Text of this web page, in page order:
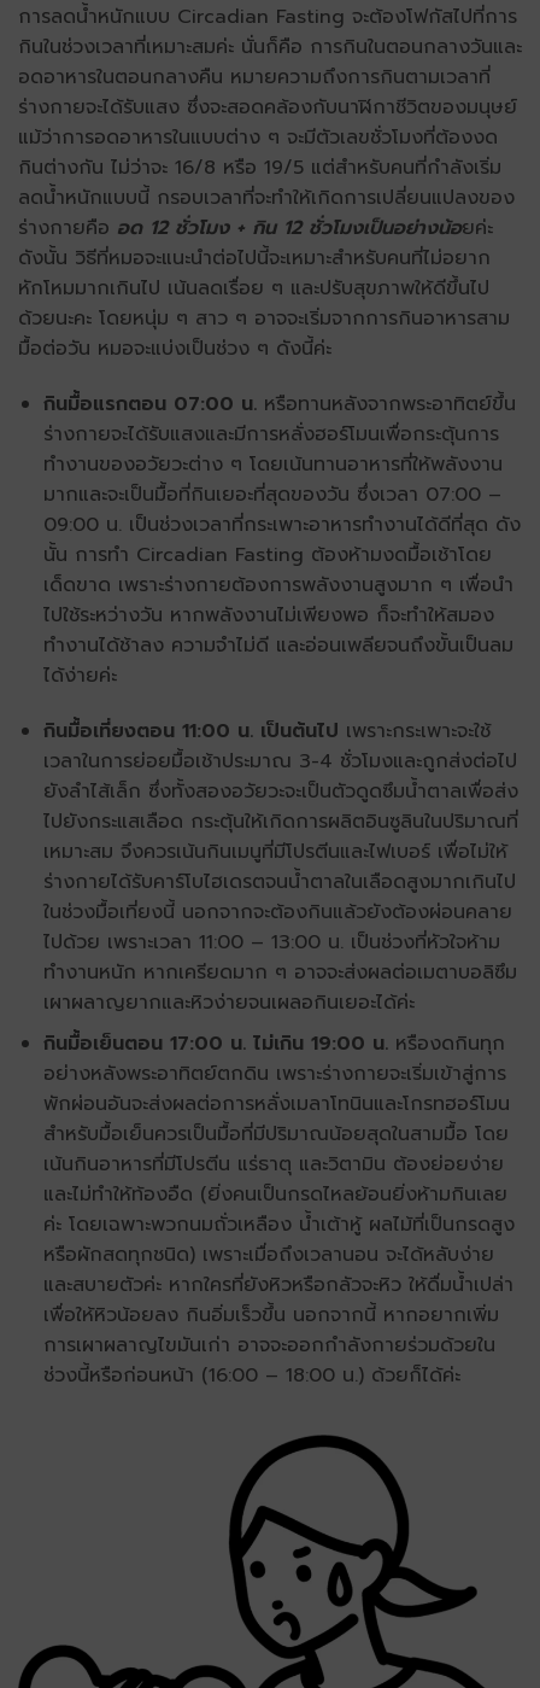
การลดน้ำหนักแบบ Circadian Fasting จะต้องโฟกัสไปที่การ
กินในช่วงเวลาที่เหมาะสมค่ะ นั่นก็คือ การกินในตอนกลางวันและ
อดอาหารในตอนกลางคืน หมายความถึงการกินตามเวลาที่
ร่างกายจะได้รับแสง ซึ่งจะสอดคล้องกับนาฬิกาชีวิตของมนุษย์
แม้ว่าการอดอาหารในแบบต่าง ๆ จะมีตัวเลขชั่วโมงที่ต้องงด
กินต่างกัน ไม่ว่าจะ 16/8 หรือ 19/5 แต่สำหรับคนที่กำลังเริ่ม
ลดน้ำหนักแบบนี้ กรอบเวลาที่จะทำให้เกิดการเปลี่ยนแปลงของ
ร่างกายคือ อด 12 ชั่วโมง + กิน 12 ชั่วโมงเป็นอย่างน้อยค่ะ
ดังนั้น วิธีที่หมอจะแนะนำต่อไปนี้จะเหมาะสำหรับคนที่ไม่อยาก
หักโหมมากเกินไป เน้นลดเรื่อย ๆ และปรับสุขภาพให้ดีขึ้นไป
ด้วยนะคะ โดยหนุ่ม ๆ สาว ๆ อาจจะเริ่มจากการกินอาหารสาม
มื้อต่อวัน หมอจะแบ่งเป็นช่วง ๆ ดังนี้ค่ะ
กินมื้อแรกตอน 07:00 น.หรือทานหลังจากพระอาทิตย์ขึ้น
ร่างกายจะได้รับแสงและมีการหลั่งฮอร์โมนเพื่อกระตุ้นการ
ทำงานของอวัยวะต่าง ๆ โดยเน้นทานอาหารที่ให้พลังงาน
มากและจะเป็นมื้อที่กินเยอะที่สุดของวัน ซึ่งเวลา 07:00 –
09:00 น. เป็นช่วงเวลาที่กระเพาะอาหารทำงานได้ดีที่สุด ดัง
นั้น การทำ Circadian Fasting ต้องห้ามงดมื้อเช้าโดย
เด็ดขาด เพราะร่างกายต้องการพลังงานสูงมาก ๆ เพื่อนำ
ไปใช้ระหว่างวัน หากพลังงานไม่เพียงพอ ก็จะทำให้สมอง
ทำงานได้ช้าลง ความจำไม่ดี และอ่อนเพลียจนถึงขั้นเป็นลม
ได้ง่ายค่ะ
กินมื้อเที่ยงตอน 11:00 น. เป็นต้นไป เพราะกระเพาะจะใช้
เวลาในการย่อยมื้อเช้าประมาณ 3-4 ชั่วโมงและถูกส่งต่อไป
ยังลำไส้เล็ก ซึ่งทั้งสองอวัยวะจะเป็นตัวดูดซึมน้ำตาลเพื่อส่ง
ไปยังกระแสเลือด กระตุ้นให้เกิดการผลิตอินซูลินในปริมาณที่
เหมาะสม จึงควรเน้นกินเมนูที่มีโปรตีนและไฟเบอร์ เพื่อไม่ให้
ร่างกายได้รับคาร์โบไฮเดรตจนน้ำตาลในเลือดสูงมากเกินไป
ในช่วงมื้อเที่ยงนี้ นอกจากจะต้องกินแล้วยังต้องผ่อนคลาย
ไปด้วย เพราะเวลา 11:00 – 13:00 น. เป็นช่วงที่หัวใจห้าม
ทำงานหนัก หากเครียดมาก ๆ อาจจะส่งผลต่อเมตาบอลิซึม
เผาผลาญยากและหิวง่ายจนเผลอกินเยอะได้ค่ะ
กินมื้อเย็นตอน 17:00 น. ไม่เกิน 19:00 น.หรืองดกินทุก
อย่างหลังพระอาทิตย์ตกดิน เพราะร่างกายจะเริ่มเข้าสู่การ
พักผ่อนอันจะส่งผลต่อการหลั่งเมลาโทนินและโกรทฮอร์โมน
สำหรับมื้อเย็นควรเป็นมื้อที่มีปริมาณน้อยสุดในสามมื้อ โดย
เน้นกินอาหารที่มีโปรตีน แร่ธาตุ และวิตามิน ต้องย่อยง่าย
และไม่ทำให้ท้องอืด (ยิ่งคนเป็นกรดไหลย้อนยิ่งห้ามกินเลย
ค่ะ โดยเฉพาะพวกนมถั่วเหลือง น้ำเต้าหู้ ผลไม้ที่เป็นกรดสูง
หรือผักสดทุกชนิด) เพราะเมื่อถึงเวลานอน จะได้หลับง่าย
และสบายตัวค่ะ หากใครที่ยังหิวหรือกลัวจะหิว ให้ดื่มน้ำเปล่า
เพื่อให้หิวน้อยลง กินอิ่มเร็วขึ้น นอกจากนี้ หากอยากเพิ่ม
การเผาผลาญไขมันเก่า อาจจะออกกำลังกายร่วมด้วยใน
ช่วงนี้หรือก่อนหน้า (16:00 – 18:00 น.) ด้วยก็ได้ค่ะ